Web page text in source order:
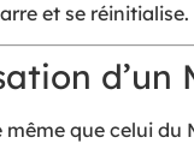
et se réinitialise.
d’un
que celui du